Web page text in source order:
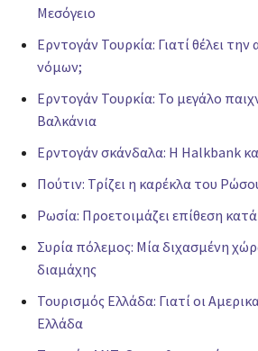
Μεσόγειο
Ερντογάν Τουρκία: Γιατί θέλει
νόμων;
Ερντογάν Τουρκία: Το μεγάλο
Βαλκάνια
Ερντογάν σκάνδαλα: Η Halkbank
Πούτιν: Τρίζει η καρέκλα του
Ρωσία: Προετοιμάζει επίθεση
Συρία πόλεμος: Μία διχασμένη
διαμάχης
Τουρισμός Ελλάδα: Γιατί οι
Ελλάδα